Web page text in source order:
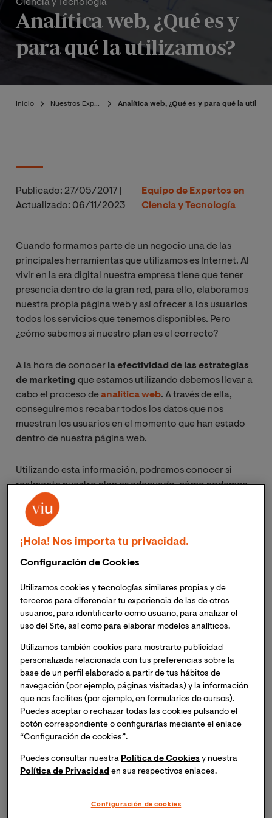
Ciencia y Tecnología
Analítica web, ¿Qué es y
para qué la utilizamos?
Inicio Nuestros Expertos Analítica web, ¿Qué es y para qué la
Publicado: 27/05/2017
Actualizado: 06/11/2023
Equipo de Expertos en
Ciencia y Tecnología
Cuando formamos parte de un negocio una de las
principales herramientas que utilizamos es Internet. Al
vivir en la era digital nuestra empresa tiene que tener
presencia dentro de la gran red, para ello, elaboramos
nuestra propia página web y así ofrecer a los usuarios
todos los servicios que tenemos disponibles. Pero
¿cómo sabemos si nuestro plan es el correcto?
A la hora de conocer la efectividad de las estrategias
de marketing que estamos utilizando debemos llevar a
cabo el proceso deanalítica web. A través de ella,
conseguiremos recabar todos los datos que nos
muestran los usuarios en el momento que han estado
dentro de nuestra página web.
Utilizando esta información, podremos conocer si
realmente nuestro plan es adecuado, cómo podemos
mejorarlo, cuáles son las carencias que necesita la web
y además, establecer nuestro público objetivo dentro
de nuestro negocio.
Descarga nuestra guía gratuita: Formación
seguirán demandando profesionales tras la
cuarta revolución industrial
¿Por qué es importante la
analítica web?
La analítica web comenzó siendo una herramienta para
enumerar las visitas que se iban dando en una web en
un periodo de tiempo establecido por el negocio. Sin
embargo,esta técnica de medición ha ido
tráfico existente en nuestra página, si no para recopilar
analizarlo para optimizarla web.
¡Hola! Nos importa tu privacidad.
Configuración de Cookies
Utilizamos cookies y tecnologías similares propias y de
terceros para diferenciar tu experiencia de las de otros
usuarios, para identificarte como usuario, para analizar el
uso del Site, así como para elaborar modelos analíticos.
Utilizamos también cookies para mostrarte publicidad
personalizada relacionada con tus preferencias sobre la
base de un perfil elaborado a partir de tus hábitos de
navegación (por ejemplo, páginas visitadas) y la información
que nos facilites (por ejemplo, en formularios de cursos).
Puedes aceptar o rechazar todas las cookies pulsando el
botón correspondiente o configurarlas mediante el enlace
“Configuración de cookies”.
Puedes consultar nuestra Política de Cookies y nuestra
Política de Privacidad en sus respectivos enlaces.
Configuración de cookies